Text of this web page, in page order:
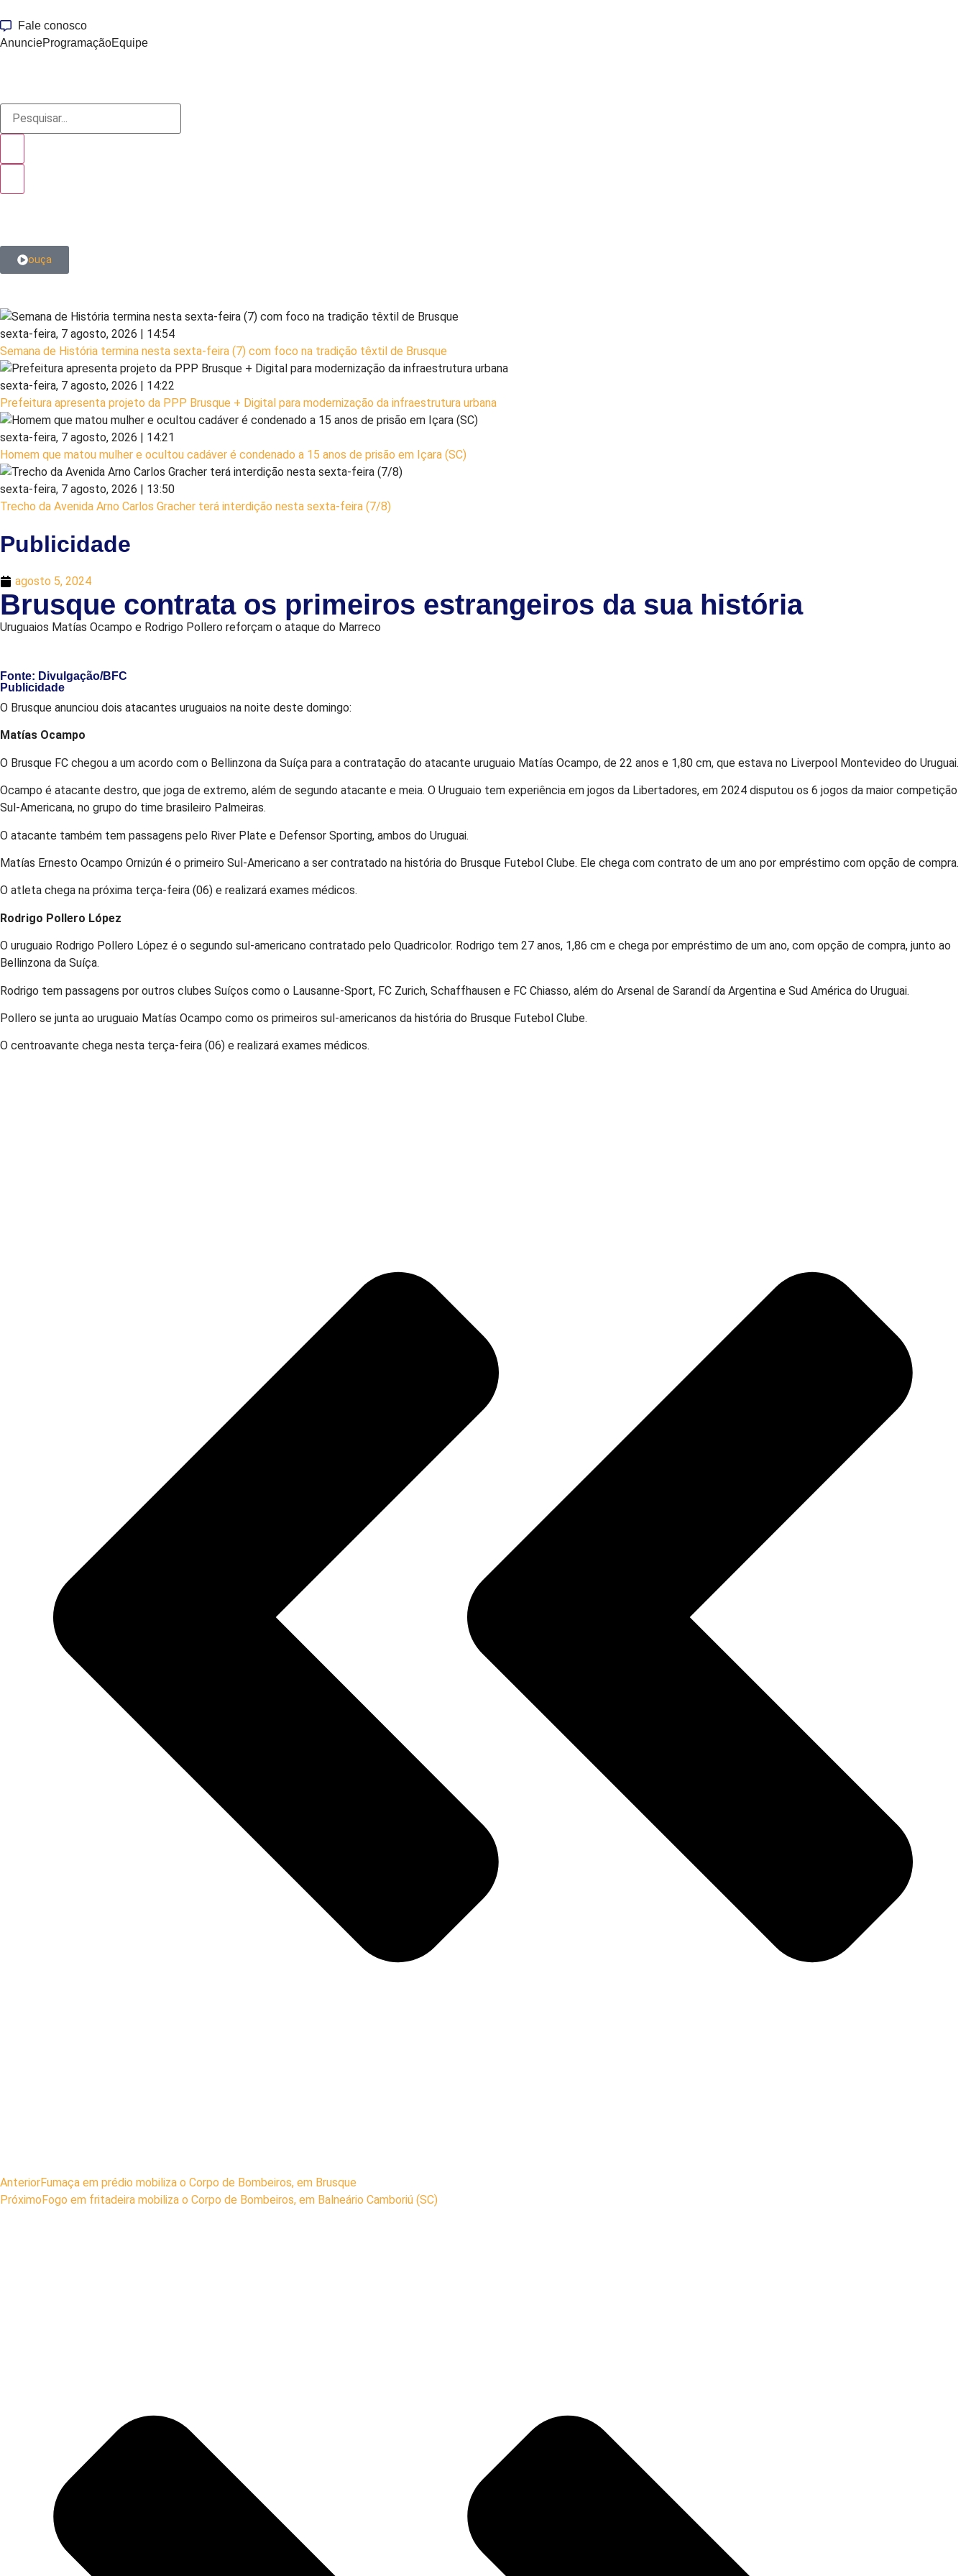
Fale conosco
AnuncieProgramaçãoEquipe
ouça
sexta-feira, 7 agosto, 2026 | 14:54
Semana de História termina nesta sexta-feira (7) com foco na tradição têxtil de Brusque
sexta-feira, 7 agosto, 2026 | 14:22
Prefeitura apresenta projeto da PPP Brusque + Digital para modernização da infraestrutura urbana
sexta-feira, 7 agosto, 2026 | 14:21
Homem que matou mulher e ocultou cadáver é condenado a 15 anos de prisão em Içara (SC)
sexta-feira, 7 agosto, 2026 | 13:50
Trecho da Avenida Arno Carlos Gracher terá interdição nesta sexta-feira (7/8)
Publicidade
agosto 5, 2024
Brusque contrata os primeiros estrangeiros da sua história
Uruguaios Matías Ocampo e Rodrigo Pollero reforçam o ataque do Marreco
Fonte: Divulgação/BFC
Publicidade
O Brusque anunciou dois atacantes uruguaios na noite deste domingo:
Matías Ocampo
O Brusque FC chegou a um acordo com o Bellinzona da Suíça para a contratação do atacante uruguaio Matías Ocampo, de 22 anos e 1,80 cm, que estava no Liverpool Montevideo do Uruguai.
Ocampo é atacante destro, que joga de extremo, além de segundo atacante e meia. O Uruguaio tem experiência em jogos da Libertadores, em 2024 disputou os 6 jogos da maior competição
Sul-Americana, no grupo do time brasileiro Palmeiras.
O atacante também tem passagens pelo River Plate e Defensor Sporting, ambos do Uruguai.
Matías Ernesto Ocampo Ornizún é o primeiro Sul-Americano a ser contratado na história do Brusque Futebol Clube. Ele chega com contrato de um ano por empréstimo com opção de compra.
O atleta chega na próxima terça-feira (06) e realizará exames médicos.
Rodrigo Pollero López
O uruguaio Rodrigo Pollero López é o segundo sul-americano contratado pelo Quadricolor. Rodrigo tem 27 anos, 1,86 cm e chega por empréstimo de um ano, com opção de compra, junto ao
Bellinzona da Suíça.
Rodrigo tem passagens por outros clubes Suíços como o Lausanne-Sport, FC Zurich, Schaffhausen e FC Chiasso, além do Arsenal de Sarandí da Argentina e Sud América do Uruguai.
Pollero se junta ao uruguaio Matías Ocampo como os primeiros sul-americanos da história do Brusque Futebol Clube.
O centroavante chega nesta terça-feira (06) e realizará exames médicos.
AnteriorFumaça em prédio mobiliza o Corpo de Bombeiros, em Brusque
PróximoFogo em fritadeira mobiliza o Corpo de Bombeiros, em Balneário Camboriú (SC)